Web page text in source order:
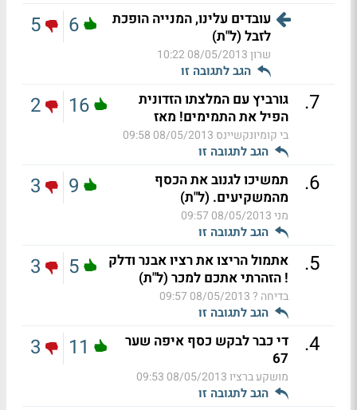
עובדים עלינו, המנייה הופכת
לזבל (ל"ת)
שרון08/05/2013 10:22
הגב לתגובה זו
6
5
7
.
גורביץ עם המלצתו הזדונית
הפיל את התמימים! מאז
בי קומיונקשיינס 08/05/2013 09:58
הגב לתגובה זו
16
2
6
.
תמשיכו לגנוב את הכסף
מהמשקיעים. (ל"ת)
מני08/05/2013 09:57
הגב לתגובה זו
9
3
5
.
אתמול הריצו את רציו אבנר ודלק
! הזהרתי אתכם למכר (ל"ת)
בדיחה ?08/05/2013 09:57
הגב לתגובה זו
5
3
4
.
די כבר לבקש כסף איפה שער
67
מושקע ברציו08/05/2013 09:53
הגב לתגובה זו
11
3